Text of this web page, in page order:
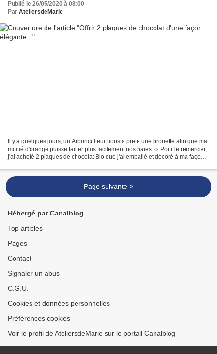
Publié le 26/05/2020 à 08:00
Par AteliersdeMarie
Il y a quelques jours, un Arboriculteur nous a prêté une brouette afin que ma
moitié d'orange puisse tailler plus facilement nos haies ☺ Pour le remercier,
j'ai acheté 2 plaques de chocolat Bio que j'ai emballé et décoré à ma façon!
Page suivante >
Hébergé par Canalblog
Top articles
Pages
Contact
Signaler un abus
C.G.U.
Cookies et données personnelles
Préférences cookies
Voir le profil de AteliersdeMarie sur le portail Canalblog